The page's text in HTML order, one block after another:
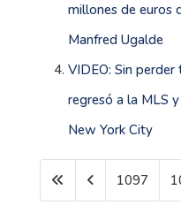
millones de euros
Manfred Ugalde
VIDEO: Sin
regresó a la MLS
New York City
1097